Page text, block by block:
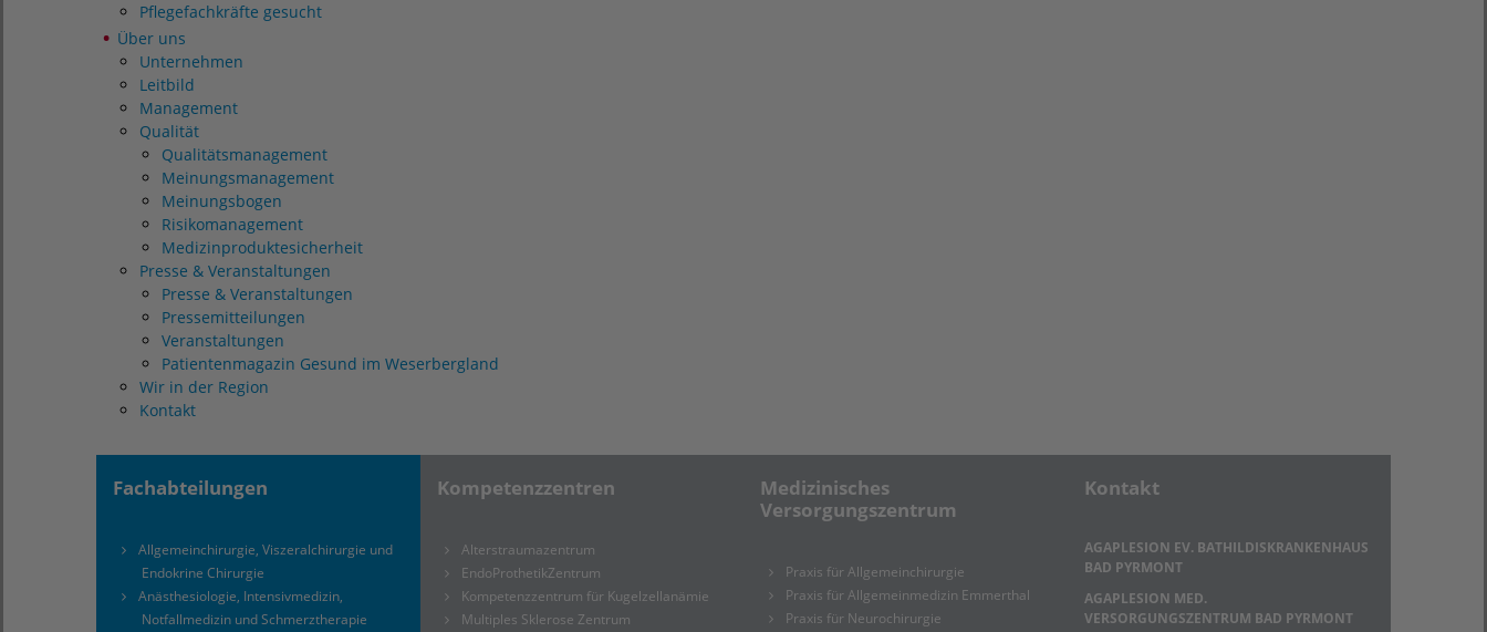
Pflegefachkräfte gesucht
Über uns
Unternehmen
Leitbild
Management
Qualität
Qualitätsmanagement
Meinungsmanagement
Meinungsbogen
Risikomanagement
Medizinproduktesicherheit
Presse & Veranstaltungen
Presse & Veranstaltungen
Pressemitteilungen
Veranstaltungen
Patientenmagazin Gesund im Weserbergland
Wir in der Region
Kontakt
Fachabteilungen
Allgemeinchirurgie, Viszeralchirurgie und
Endokrine Chirurgie
Anästhesiologie, Intensivmedizin,
Notfallmedizin und Schmerztherapie
Kompetenzzentren
Alterstraumazentrum
EndoProthetikZentrum
Kompetenzzentrum für Kugelzellanämie
Multiples Sklerose Zentrum
Medizinisches
Versorgungszentrum
Praxis für Allgemeinchirurgie
Praxis für Allgemeinmedizin Emmerthal
Praxis für Neurochirurgie
Kontakt
AGAPLESION EV. BATHILDISKRANKENHAUS
BAD PYRMONT
AGAPLESION MED.
VERSORGUNGSZENTRUM BAD PYRMONT